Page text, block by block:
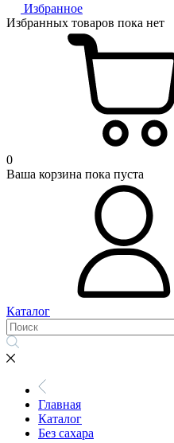
Избранное
Избранных товаров пока нет
0
Ваша корзина пока пуста
Каталог
Главная
Каталог
Без сахара